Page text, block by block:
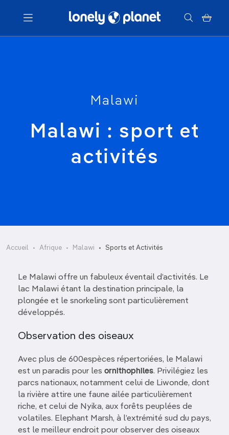
Menu
Malawi
Malawi : sport et
activités
Accueil Afrique Malawi Sports et Activités
Le Malawi offre un fabuleux éventail d’activités. Le
lac Malawi étant la destination principale, la
plongée et le snorkeling sont particulièrement
développés.
Observation des oiseaux
Avec plus de 600espèces répertoriées, le Malawi
est un paradis pour les ornithophiles. Privilégiez les
parcs nationaux, notamment celui de Liwonde, dont
la rivière attire une faune ailée particulièrement
riche, et celui de Nyika, aux forêts peuplées de
volatiles. Elephant Marsh, à l’extrémité sud du pays,
est le meilleur endroit pour observer des oiseaux